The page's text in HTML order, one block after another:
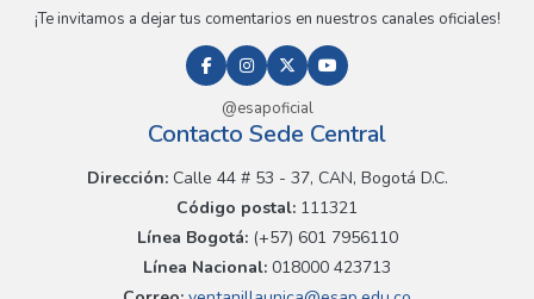
¡Te invitamos a dejar tus comentarios en nuestros canales oficiales!
@esapoficial
Contacto Sede Central
Dirección:Calle 44 # 53 - 37, CAN, Bogotá D.C.
Código postal: 111321
Línea Bogotá:(+57) 601 7956110
Línea Nacional: 018000 423713